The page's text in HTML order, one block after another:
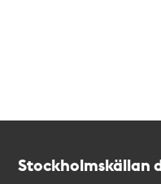
Stockholmskällan